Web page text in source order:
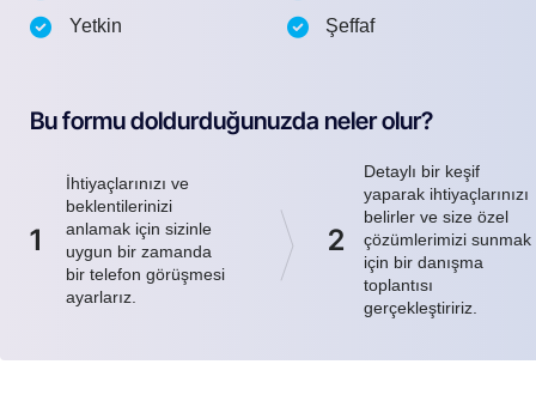
Yetkin
Şeffaf
Bu formu doldurduğunuzda neler olur?
1
İhtiyaçlarınızı ve
beklentilerinizi
anlamak için sizinle
uygun bir zamanda
bir telefon görüşmesi
ayarlarız.
2
Detaylı bir keşif
yaparak ihtiyaçlarınızı
belirler ve size özel
çözümlerimizi sunmak
için bir danışma
toplantısı
gerçekleştiririz.